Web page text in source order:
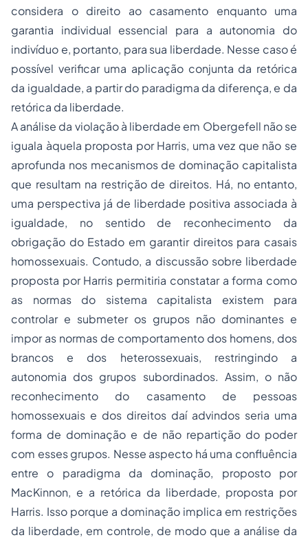
considera o direito ao casamento enquanto uma
garantia individual essencial para a autonomia do
indivíduo e, portanto, para sua liberdade. Nesse caso é
possível verificar uma aplicação conjunta da retórica
da igualdade, a partir do paradigma da diferença, e da
retórica da liberdade.
A análise da violação à liberdade em Obergefell não se
iguala àquela proposta por Harris, uma vez que não se
aprofunda nos mecanismos de dominação capitalista
que resultam na restrição de direitos. Há, no entanto,
uma perspectiva já de liberdade positiva associada à
igualdade, no sentido de reconhecimento da
obrigação do Estado em garantir direitos para casais
homossexuais. Contudo, a discussão sobre liberdade
proposta por Harris permitiria constatar a forma como
as normas do sistema capitalista existem para
controlar e submeter os grupos não dominantes e
impor as normas de comportamento dos homens, dos
brancos e dos heterossexuais, restringindo a
autonomia dos grupos subordinados. Assim, o não
reconhecimento do casamento de pessoas
homossexuais e dos direitos daí advindos seria uma
forma de dominação e de não repartição do poder
com esses grupos. Nesse aspecto há uma confluência
entre o paradigma da dominação, proposto por
MacKinnon, e a retórica da liberdade, proposta por
Harris. Isso porque a dominação implica em restrições
da liberdade, em controle, de modo que a análise da